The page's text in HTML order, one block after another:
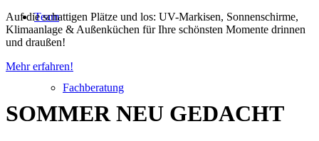
Team
Fachberatung
Auf die schattigen Plätze und los: UV-Markisen, Sonnenschirme,
Klimaanlage & Außenküchen für Ihre schönsten Momente drinnen
und draußen!
Mehr erfahren!
SOMMERNEU GEDACHT